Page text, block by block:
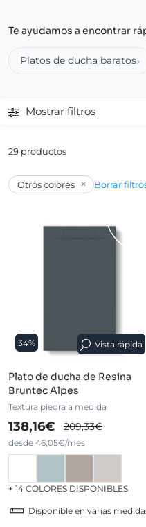
Te ayudamos a encontrar
Platos de ducha baratos
Mostrar filtros
29 productos
Otros colores × Borrar
34% Vista rápida
Plato de ducha de Resina
Bruntec Alpes
Textura piedra a medida
138,16€ 209,33€
desde 46,05€/mes
+ 14 COLORES DISPONIBLES
Disponible en varias